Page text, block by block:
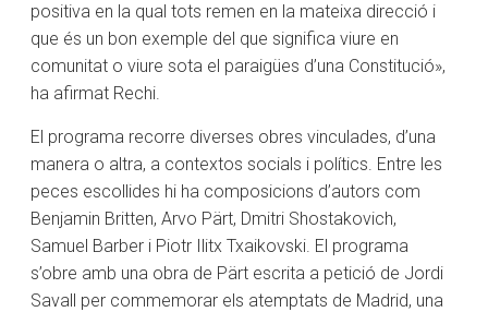
positiva en la qual tots remen en la mateixa direcció i
que és un bon exemple del que significa viure en
comunitat o viure sota el paraigües d’una Constitució»,
ha afirmat Rechi.
El programa recorre diverses obres vinculades, d’una
manera o altra, a contextos socials i polítics. Entre les
peces escollides hi ha composicions d’autors com
Benjamin Britten, Arvo Pärt, Dmitri Shostakovich,
Samuel Barber i Piotr Ilitx Txaikovski. El programa
s’obre amb una obra de Pärt escrita a petició de Jordi
Savall per commemorar els atemptats de Madrid, una